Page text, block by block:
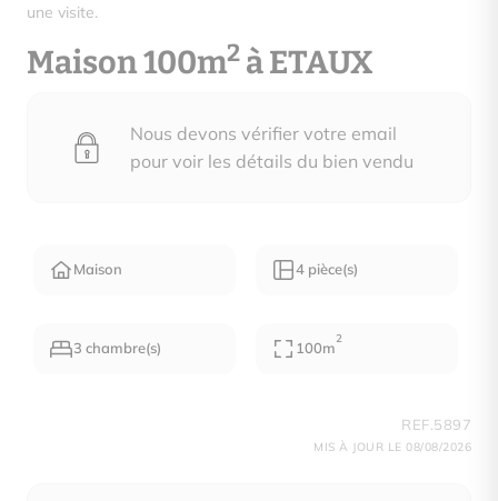
une visite.
Maison 100m2 à ETAUX
Nous devons vérifier votre email
pour voir les détails du bien vendu
Maison 4 pièce(s)
3 chambre(s) 100m
2
REF.5897
MIS À JOUR LE 08/08/2026